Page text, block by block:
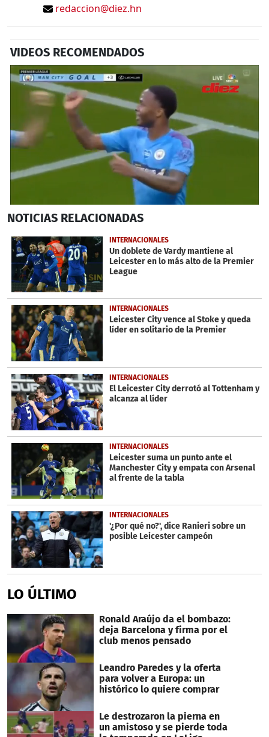
redaccion@diez.hn
VIDEOS RECOMENDADOS
seconds
1
minute,
seconds
NOTICIAS RELACIONADAS
INTERNACIONALES
Un doblete de Vardy mantiene al
Leicester en lo más alto de la Premier
League
INTERNACIONALES
Leicester City vence al Stoke y queda
líder en solitario de la Premier
INTERNACIONALES
El Leicester City derrotó al Tottenham y
alcanza al líder
INTERNACIONALES
Leicester suma un punto ante el
Manchester City y empata con Arsenal
al frente de la tabla
INTERNACIONALES
'¿Por qué no?', dice Ranieri sobre un
posible Leicester campeón
LO ÚLTIMO
Ronald Araújo da el bombazo:
deja Barcelona y firma por el
club menos pensado
Leandro Paredes y la oferta
para volver a Europa: un
histórico lo quiere comprar
Le destrozaron la pierna en
un amistoso y se pierde toda